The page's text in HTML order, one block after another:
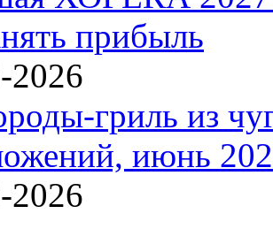
прибыль
2026
гриль из
июнь
2026